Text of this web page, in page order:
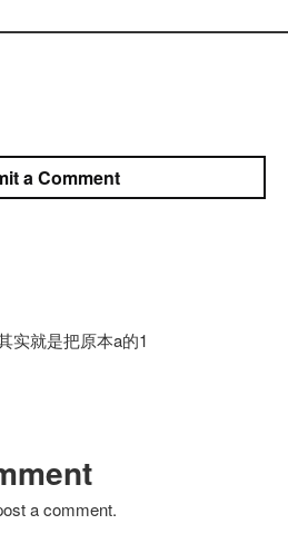
a Comment
实就是把原本a的1
a comment.